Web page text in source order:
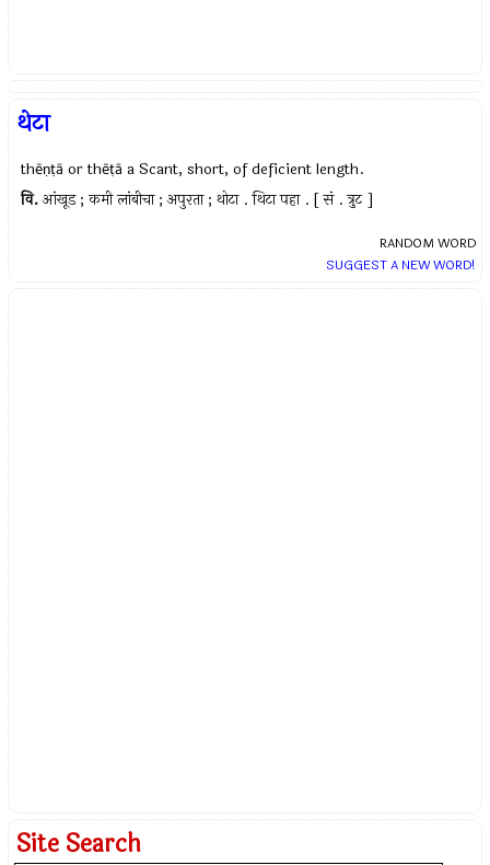
थेटा
thēṇṭā or thēṭā a Scant, short, of deficient length.
वि. आंखूड ; कमी लांबीचा ; अपुरता ; थोटा . थिटा पहा . [ सं . त्रुट ]
RANDOM WORD
SUGGEST A NEW WORD!
Site Search